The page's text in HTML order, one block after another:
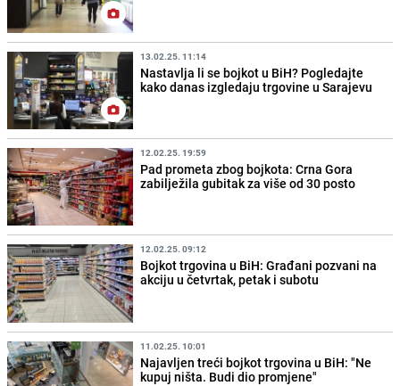
13.02.25. 11:14
Nastavlja li se bojkot u BiH? Pogledajte
kako danas izgledaju trgovine u Sarajevu
12.02.25. 19:59
Pad prometa zbog bojkota: Crna Gora
zabilježila gubitak za više od 30 posto
12.02.25. 09:12
Bojkot trgovina u BiH: Građani pozvani na
akciju u četvrtak, petak i subotu
11.02.25. 10:01
Najavljen treći bojkot trgovina u BiH: "Ne
kupuj ništa. Budi dio promjene"